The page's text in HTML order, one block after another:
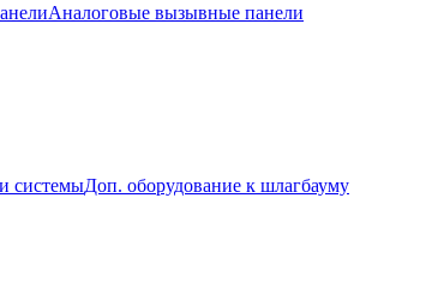
Аналоговые вызывные панели
системыДоп. оборудование к шлагбауму